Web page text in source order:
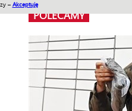
– Akceptuję
POLECAMY